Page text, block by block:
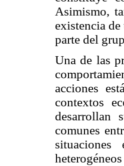
Asimismo,
existencia
parte del
Una de las
acciones
contextos
desarrollan
comunes